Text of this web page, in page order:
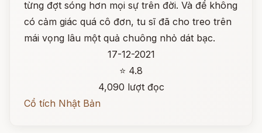
từng đợt sóng hơn mọi sự trên đời. Và để không
có cảm giác quá cô đơn, tu sĩ đã cho treo trên
mái vọng lâu một quả chuông nhỏ dát bạc.
17-12-2021
⭐ 4.8
4,090 lượt đọc
Cổ tích Nhật Bản